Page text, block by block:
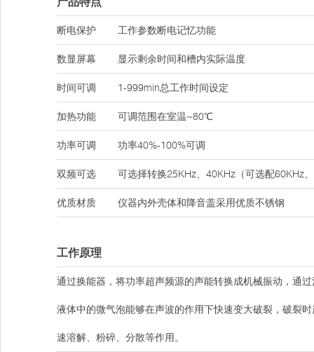
断电保护 工作参数断电记忆功能
数显屏幕 显示剩余时间和槽内实际温度
时间可调 1-999min总工作时间设定
加热功能 可调范围在室温~80℃
功率可调 功率40%-100%可调
双频可选 可选择转换25KHz、40KHz（可选配60KHz
优质材质 仪器内外壳体和降音盖采用优质不锈钢
工作原理
通过换能器，将功率超声频源的声能转换成机械振动，通
液体中的微气泡能够在声波的作用下快速变大破裂，破裂
速溶解、粉碎、分散等作用。